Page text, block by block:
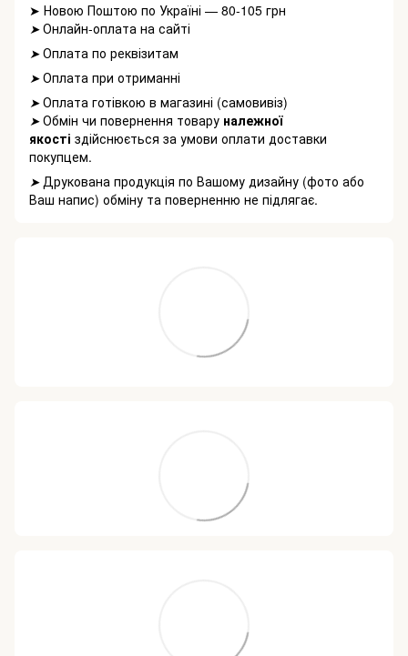
➤ Новою Поштою по Україні — 80-105 грн
➤Онлайн-оплата на сайті
➤Оплата по реквізитам
➤Оплата при отриманні
➤Оплата готівкою в магазині (самовивіз)
➤Обмін чи повернення товару належної
якості здійснюється за умови оплати доставки
покупцем.
➤Друкована продукція по Вашому дизайну (фото або
Ваш напис) обміну та поверненню не підлягає.